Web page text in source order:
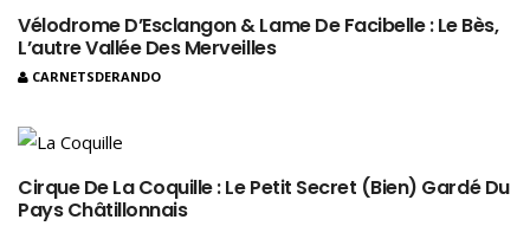
Vélodrome D’Esclangon & Lame De Facibelle : Le Bès,
L’autre Vallée Des Merveilles
CARNETSDERANDO
Cirque De La Coquille : Le Petit Secret (bien) Gardé Du
Pays Châtillonnais